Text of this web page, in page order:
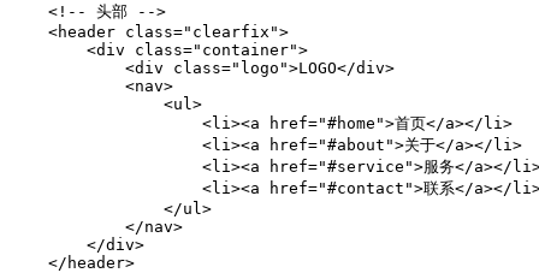
    <!-- 头部 -->
    <header class="clearfix">
        <div class="container">
            <div class="logo">LOGO</div>
            <nav>
                <ul>
                    <li><a href="#home">首页</a></li>
                    <li><a href="#about">关于</a></li>
<li><a href="#service">服务</a></
<li><a href="#contact">联系</a></
                </ul>
            </nav>
        </div>
    </header>